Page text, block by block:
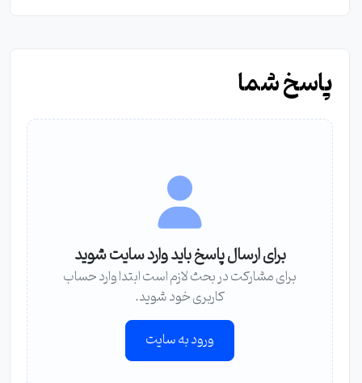
پاسخ شما
برای ارسال پاسخ باید وارد سایت شوید
برای مشارکت در بحث لازم است ابتدا وارد حساب
کاربری خود شوید.
ورود به سایت